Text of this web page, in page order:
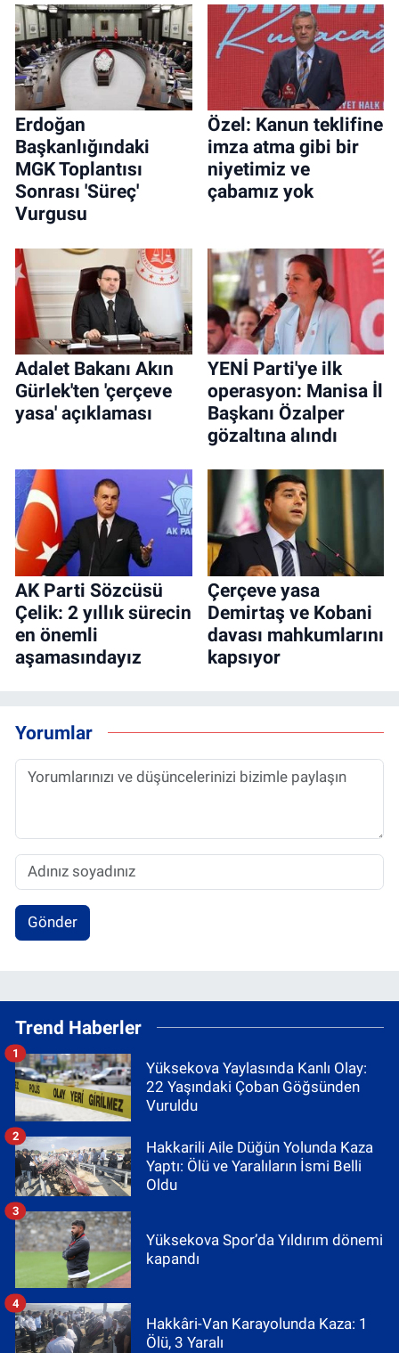
Erdoğan
Başkanlığındaki
MGK Toplantısı
Sonrası 'Süreç'
Vurgusu
Özel: Kanun teklifine
imza atma gibi bir
niyetimiz ve
çabamız yok
Adalet Bakanı Akın
Gürlek'ten 'çerçeve
yasa' açıklaması
YENİ Parti'ye ilk
operasyon: Manisa İl
Başkanı Özalper
gözaltına alındı
AK Parti Sözcüsü
Çelik: 2 yıllık sürecin
en önemli
aşamasındayız
Çerçeve yasa
Demirtaş ve Kobani
davası mahkumlarını
kapsıyor
Yorumlar
Gönder
Trend Haberler
Yüksekova Yaylasında Kanlı Olay:
22 Yaşındaki Çoban Göğsünden
Vuruldu
1
Hakkarili Aile Düğün Yolunda Kaza
Yaptı: Ölü ve Yaralıların İsmi Belli
Oldu
2
Yüksekova Spor’da Yıldırım dönemi
kapandı
3
Hakkâri-Van Karayolunda Kaza: 1
Ölü, 3 Yaralı
4